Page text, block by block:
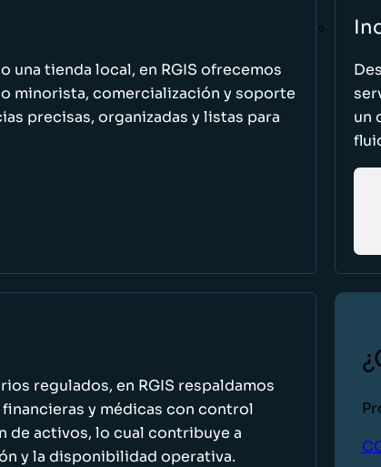
una tienda local, en RGIS ofrecemos
minorista, comercialización y soporte
precisas, organizadas y listas para
un
regulados, en RGIS respaldamos
y médicas con control
de activos, lo cual contribuye a
y la disponibilidad operativa.